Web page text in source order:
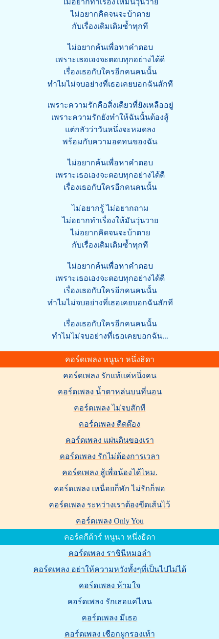
ไม่อยากทำเรื่องให้มันวุ่นวาย
ไม่อยากคิดจนจะบ้าตาย
กับเรื่องเดิมเดิมซ้ำทุกที
ไม่อยากค้นเพื่อหาคำตอบ
เพราะเธอเองจะตอบทุกอย่างได้ดี
เรื่องเธอกับใครอีกคนคนนั้น
ทำไมไม่จบอย่างที่เธอเคยบอกฉันสักที
เพราะความรักคือสิ่งเดียวที่ยังเหลืออยู่
เพราะความรักยังทำให้ฉันนั้นต้องสู้
แต่กลัวว่าวันหนึ่งจะหมดลง
พร้อมกับความอดทนของฉัน
ไม่อยากค้นเพื่อหาคำตอบ
เพราะเธอเองจะตอบทุกอย่างได้ดี
เรื่องเธอกับใครอีกคนคนนั้น
ไม่อยากรู้ ไม่อยากถาม
ไม่อยากทำเรื่องให้มันวุ่นวาย
ไม่อยากคิดจนจะบ้าตาย
กับเรื่องเดิมเดิมซ้ำทุกที
ไม่อยากค้นเพื่อหาคำตอบ
เพราะเธอเองจะตอบทุกอย่างได้ดี
เรื่องเธอกับใครอีกคนคนนั้น
ทำไมไม่จบอย่างที่เธอเคยบอกฉันสักที
เรื่องเธอกับใครอีกคนคนนั้น
ทำไมไม่จบอย่างที่เธอเคยบอกฉัน...
คอร์ดเพลง หนูนา หนึ่งธิดา
คอร์ดเพลง รักแท้แค่หนึ่งคน
คอร์ดเพลง น้ำตาหล่นบนที่นอน
คอร์ดเพลง ไม่จบสักที
คอร์ดเพลง ดีดด๊อง
คอร์ดเพลง แผ่นดินของเรา
คอร์ดเพลง รักไม่ต้องการเวลา
คอร์ดเพลง สู้เพื่อน้องได้ไหม.
คอร์ดเพลง เหนื่อยก็พัก ไม่รักก็พอ
คอร์ดเพลง ระหว่างเราต้องขีดเส้นไว้
คอร์ดเพลง Only You
คอร์ดกีต้าร์ หนูนา หนึ่งธิดา
คอร์ดเพลง ราชินีหมอลำ
คอร์ดเพลง อย่าให้ความหวังทั้งๆที่เป็นไปไม่ได้
คอร์ดเพลง ห้ามใจ
คอร์ดเพลง รักเธอแค่ไหน
คอร์ดเพลง มีเธอ
คอร์ดเพลง เชือกผูกรองเท้า